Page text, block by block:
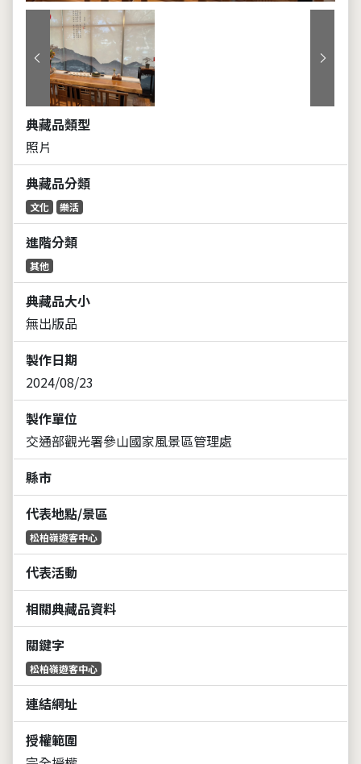
上一張 下一張
典藏品類型
照片
典藏品分類
文化 樂活
進階分類
其他
典藏品大小
無出版品
製作日期
2024/08/23
製作單位
交通部觀光署參山國家風景區管理處
縣市
代表地點/景區
松柏嶺遊客中心
代表活動
相關典藏品資料
關鍵字
松柏嶺遊客中心
連結網址
授權範圍